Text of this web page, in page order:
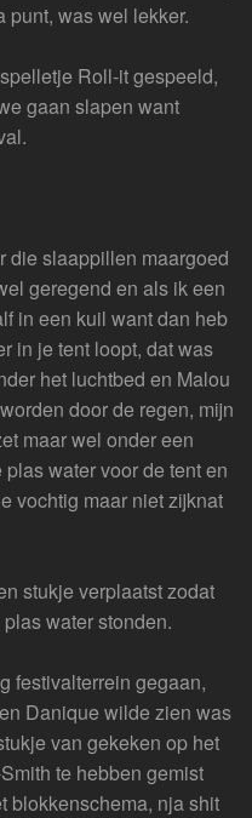
punt, was wel lekker.
Roll-it gespeeld,
gaan slapen want
die slaappillen maargoed
geregend en als ik een
in een kuil want dan heb
in je tent loopt, dat was
het luchtbed en Malou
door de regen, mijn
maar wel onder een
water voor de tent en
vochtig maar niet zijknat
stukje verplaatst zodat
water stonden.
festivalterrein gegaan,
Danique wilde zien was
van gekeken op het
te hebben gemist
blokkenschema, nja shit